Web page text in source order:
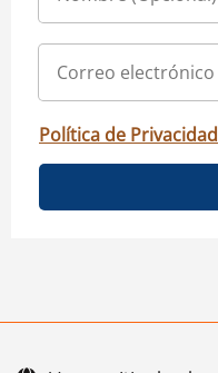
Política de Privacidad